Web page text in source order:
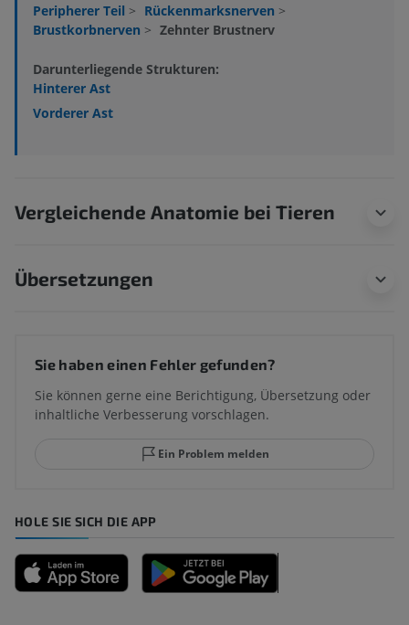
Peripherer Teil > Rückenmarksnerven >
Brustkorbnerven > Zehnter Brustnerv
Darunterliegende Strukturen:
Hinterer Ast
Vorderer Ast
Vergleichende Anatomie bei Tieren
Übersetzungen
Sie haben einen Fehler gefunden?
Sie können gerne eine Berichtigung, Übersetzung oder
inhaltliche Verbesserung vorschlagen.
Ein Problem melden
HOLE SIE SICH DIE APP